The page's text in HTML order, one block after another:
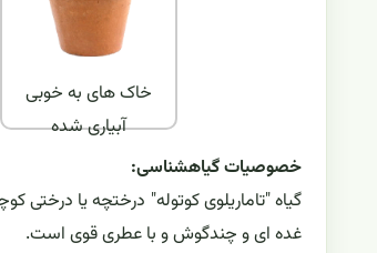
خاک های به خوبی
آبیاری شده
خصوصیات گیاهشناسی:
غده ای و چندگوش و با عطری قوی است.